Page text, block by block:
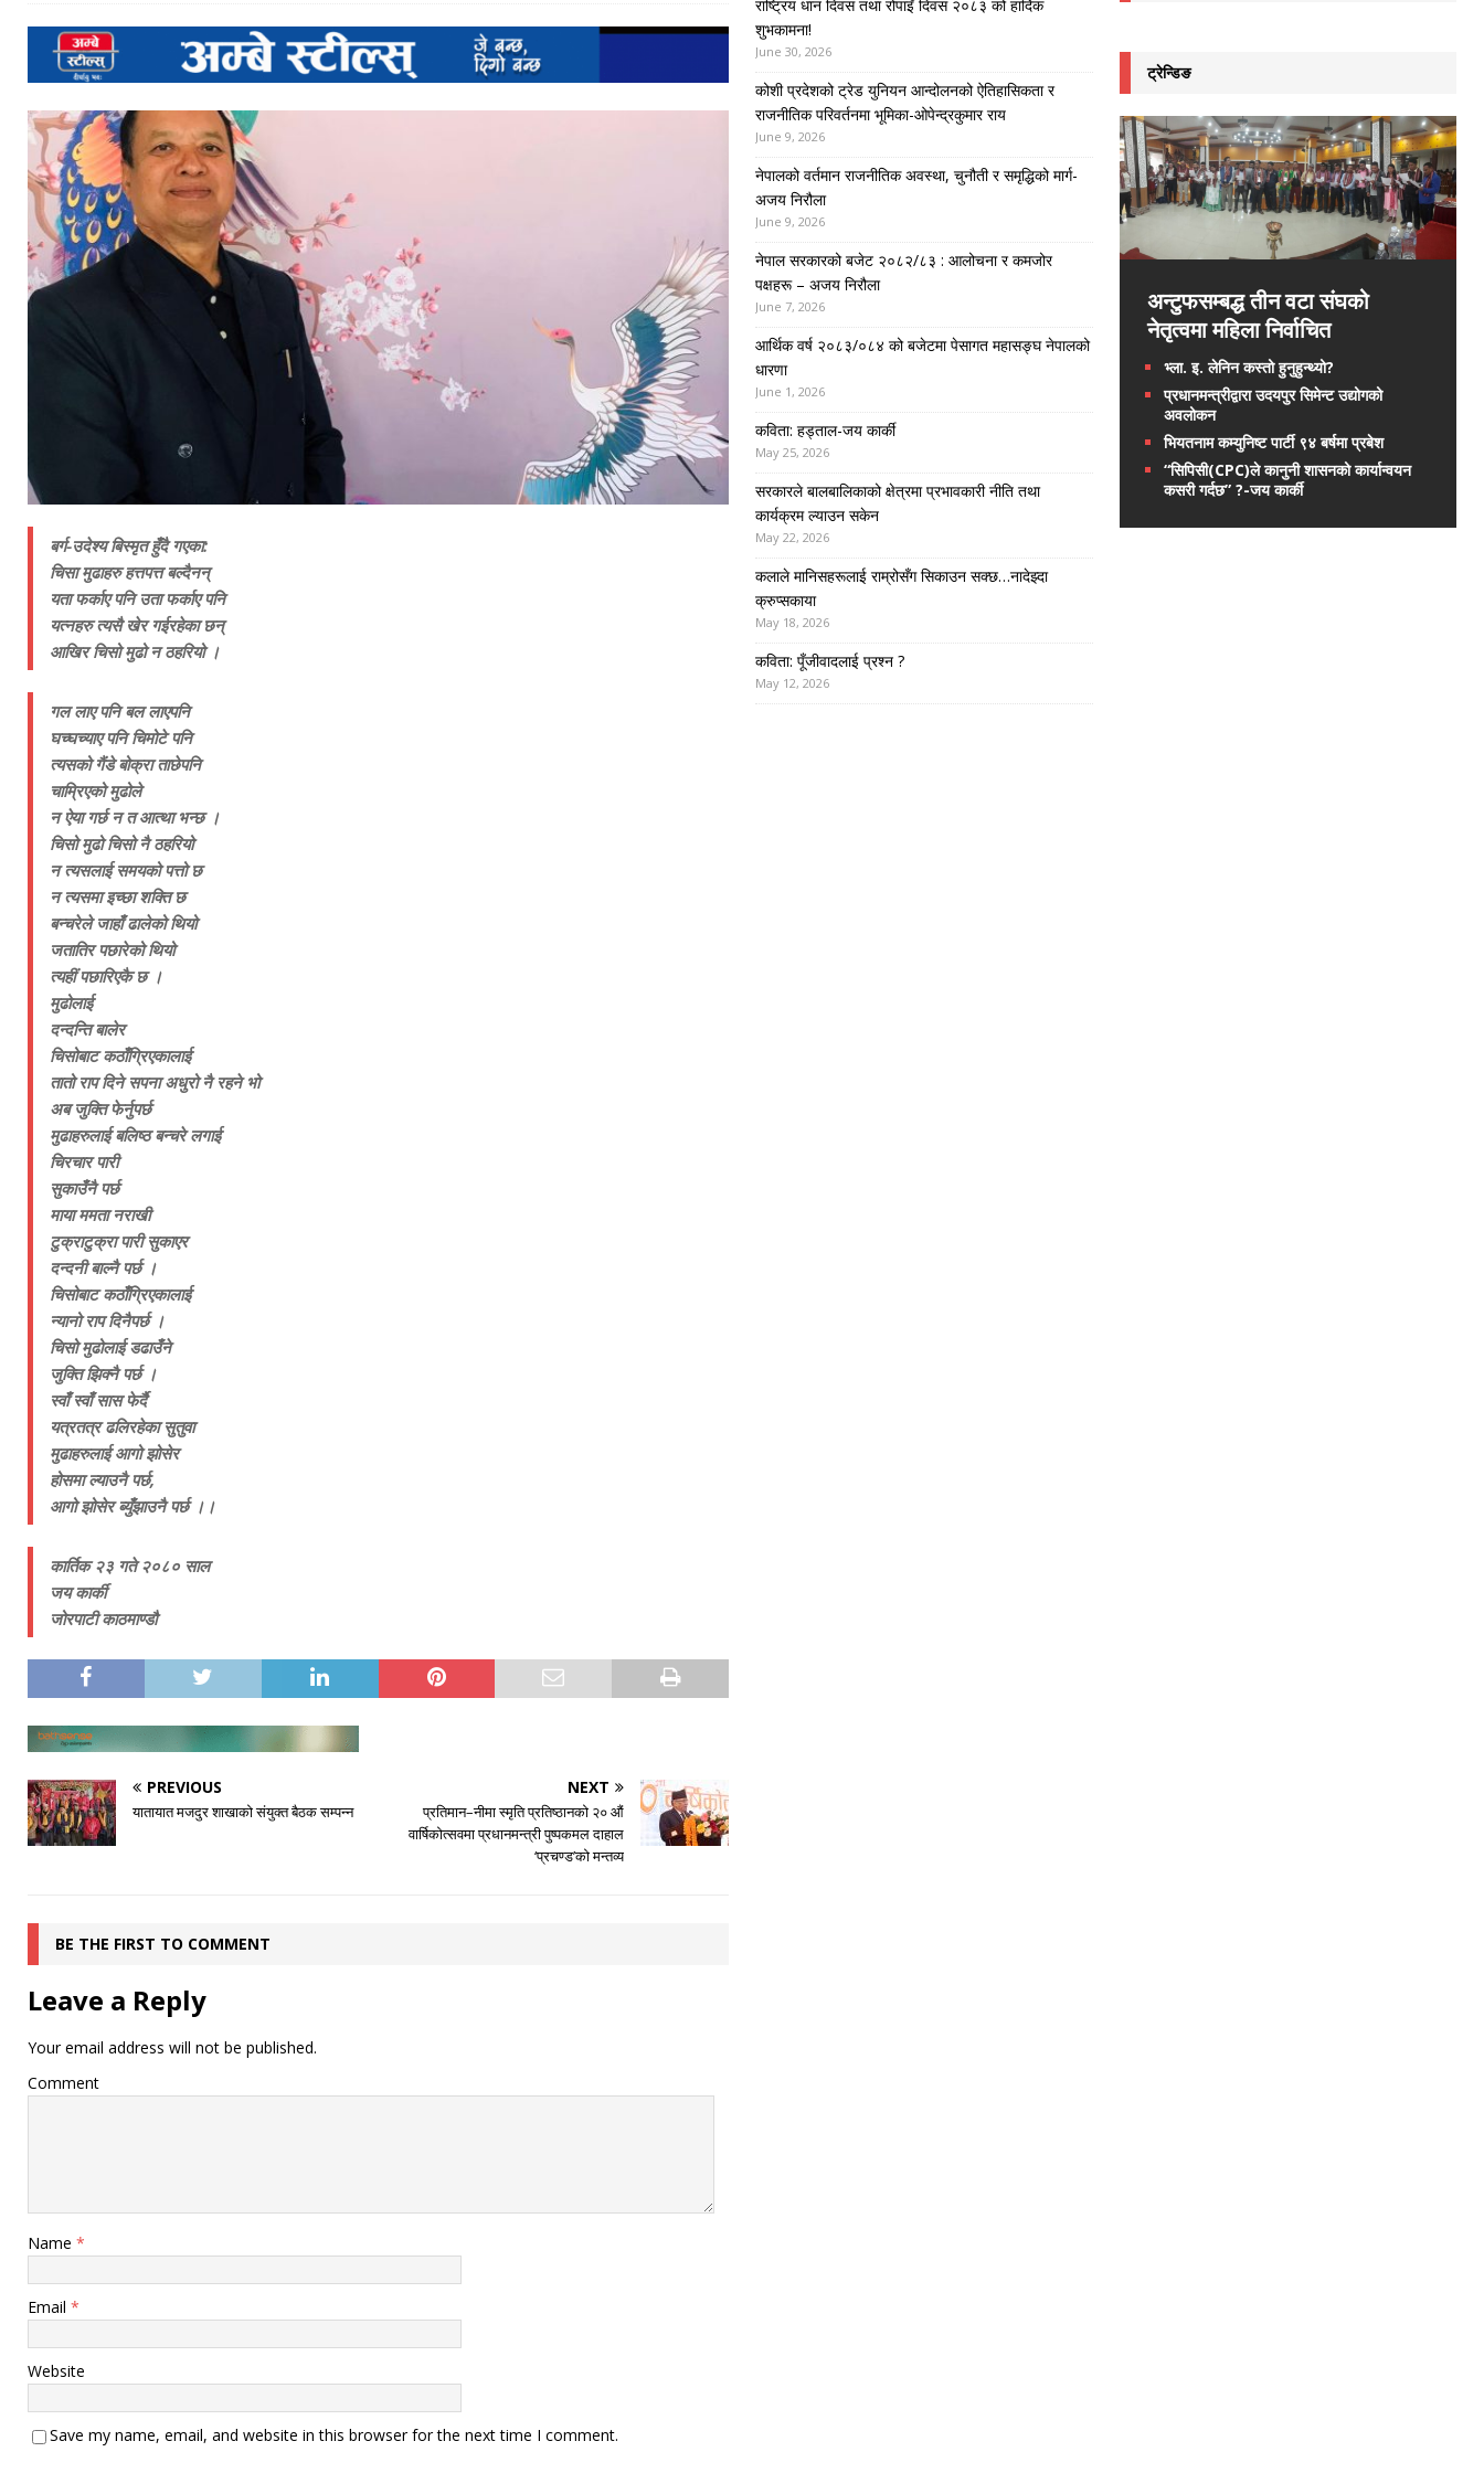
बर्ग-उदेश्य बिस्मृत हुँदै गएका:
चिसा मुढाहरु हत्तपत्त बल्दैनन्
यता फर्काए पनि उता फर्काए पनि
यत्नहरु त्यसै खेर गईरहेका छन्
आखिर चिसो मुढो न ठहरियो ।
गल लाए पनि बल लाएपनि
घच्घच्याए पनि चिमोटे पनि
त्यसको गैंडे बोक्रा ताछेपनि
चाम्रिएको मुढोले
न ऐया गर्छ न त आत्था भन्छ ।
चिसो मुढो चिसो नै ठहरियो
न त्यसलाई समयको पत्तो छ
न त्यसमा इच्छा शक्ति छ
बन्चरेले जाहाँ ढालेको थियो
जतातिर पछारेको थियो
त्यहीं पछारिएकै छ ।
मुढोलाई
दन्दन्ति बालेर
चिसोबाट कठाँग्रिएकालाई
तातो राप दिने सपना अधुरो नै रहने भो
अब जुक्ति फेर्नुपर्छ
मुढाहरुलाई बलिष्ठ बन्चरे लगाई
चिरचार पारी
सुकाउँनै पर्छ
माया ममता नराखी
टुक्राटुक्रा पारी सुकाएर
दन्दनी बाल्नै पर्छ ।
चिसोबाट कठाँग्रिएकालाई
न्यानो राप दिनैपर्छ ।
चिसो मुढोलाई डढाउँने
जुक्ति झिक्नै पर्छ ।
स्वाँ स्वाँ सास फेर्दै
यत्रतत्र ढलिरहेका सुतुवा
मुढाहरुलाई आगो झोसेर
होसमा ल्याउनै पर्छ,
आगो झोसेर ब्युँझाउनै पर्छ ।।
कार्तिक २३ गते २०८० साल
जय कार्की
जोरपाटी काठमाण्डौ
PREVIOUS
यातायात मजदुर शाखाको संयुक्त बैठक सम्पन्न
NEXT
प्रतिमान–नीमा स्मृति प्रतिष्ठानको २० औं
वार्षिकोत्सवमा प्रधानमन्त्री पुष्पकमल दाहाल
‘प्रचण्ड’को मन्तव्य
BE THE FIRST TO COMMENT
Leave a Reply
Your email address will not be published.
Comment
Name *
Email *
Website
Save my name, email, and website in this browser for the next time I comment.
राष्ट्रिय धान दिवस तथा रोपाइँ दिवस २०८३ को हार्दिक
शुभकामना!
June 30, 2026
कोशी प्रदेशको ट्रेड युनियन आन्दोलनको ऐतिहासिकता र
राजनीतिक परिवर्तनमा भूमिका-ओपेन्द्रकुमार राय
June 9, 2026
नेपालको वर्तमान राजनीतिक अवस्था, चुनौती र समृद्धिको मार्ग-
अजय निरौला
June 9, 2026
नेपाल सरकारको बजेट २०८२/८३ : आलोचना र कमजोर
पक्षहरू – अजय निरौला
June 7, 2026
आर्थिक वर्ष २०८३/०८४ को बजेटमा पेसागत महासङ्घ नेपालको
धारणा
June 1, 2026
कविता: हड्ताल-जय कार्की
May 25, 2026
सरकारले बालबालिकाको क्षेत्रमा प्रभावकारी नीति तथा
कार्यक्रम ल्याउन सकेन
May 22, 2026
कलाले मानिसहरूलाई राम्रोसँग सिकाउन सक्छ…नादेझ्दा
क्रुप्सकाया
May 18, 2026
कविता: पूँजीवादलाई प्रश्न ?
May 12, 2026
ट्रेन्डिङ
अन्टुफसम्बद्ध तीन वटा संघको
नेतृत्वमा महिला निर्वाचित
भ्ला. इ. लेनिन कस्तो हुनुहुन्थ्यो?
प्रधानमन्त्रीद्वारा उदयपुर सिमेन्ट उद्योगको
अवलोकन
भियतनाम कम्युनिष्ट पार्टी ९४ बर्षमा प्रबेश
“सिपिसी(CPC)ले कानुनी शासनको कार्यान्वयन
कसरी गर्दछ” ?-जय कार्की